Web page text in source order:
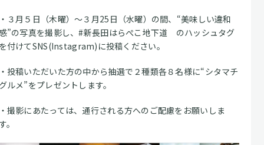
３月５日（木曜）～３月25日（水曜）の間、“美味しい違和
”の写真を撮影し、#新長田はらぺこ地下道 のハッシュタグ
付けてSNS(Instagram)に投稿ください。
投稿いただいた方の中から抽選で２種類各８名様に“シタマチ
ルメ”をプレゼントします。
撮影にあたっては、通行される方へのご配慮をお願いしま
。